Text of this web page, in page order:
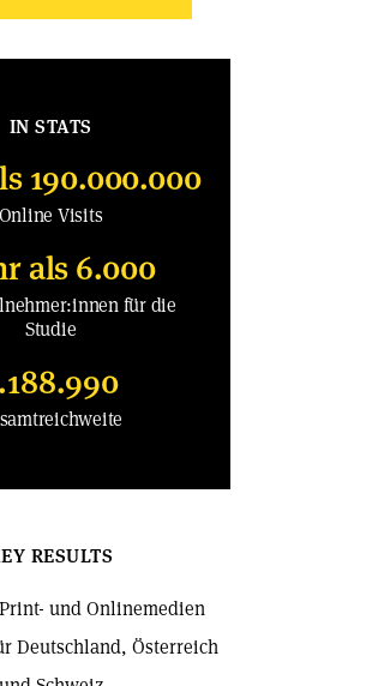
IN STATS
190.000.000
Online Visits
als 6.000
für die
Studie
RESULTS
und Onlinemedien
Deutschland, Österreich